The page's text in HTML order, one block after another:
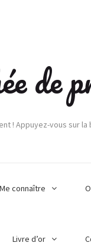
! Appuyez-vous sur la
Me connaître
Livre d’or